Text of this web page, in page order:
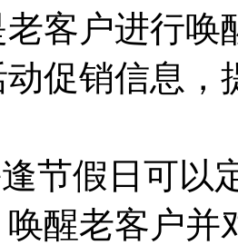
客户进行
促销信息
节假日可以
醒老客户并